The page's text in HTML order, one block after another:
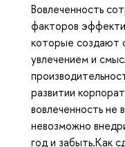
Вовлеченность
факторов
которые создают
увлечением и
развитии
вовлеченность не
невозможно
год и забыть.Как